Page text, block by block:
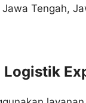
Tengah,
Logistik